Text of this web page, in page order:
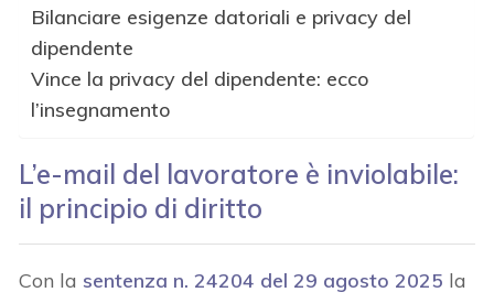
Bilanciare esigenze datoriali e privacy del
dipendente
Vince la privacy del dipendente: ecco
l’insegnamento
L’e-mail del lavoratore è inviolabile:
il principio di diritto
Con la sentenza n. 24204 del 29 agosto 2025 la